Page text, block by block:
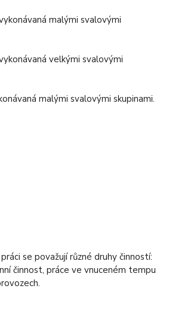
malými svalovými
velkými svalovými
malými svalovými skupinami.
se považují různé druhy činností:
činnost, práce ve vnuceném tempu